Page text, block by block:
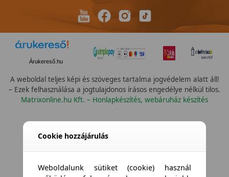
Árukereső.hu
A weboldal teljes képi és szöveges tartalma jogvédelem alatt áll!
– Ezek felhasználása a jogtulajdonos írásos engedélye nélkül tilos.
Matrixonline.hu Kft. – Honlapkészítés, webáruház készítés
Cookie hozzájárulás
Weboldalunk sütiket (cookie) használ